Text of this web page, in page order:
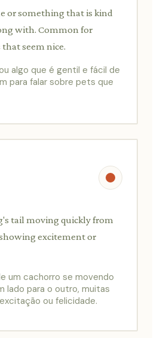
or something that is kind
with. Common for
seem nice.
algo que é gentil e fácil de
para falar sobre pets que
tail moving quickly from
excitement or
um cachorro se movendo
lado para o outro, muitas
ou felicidade.